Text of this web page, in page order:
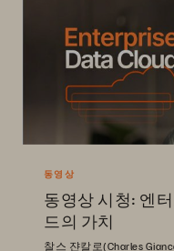
동영상
동영상 시청: 엔
드의 가치
찰스 쟌칼로(Charles